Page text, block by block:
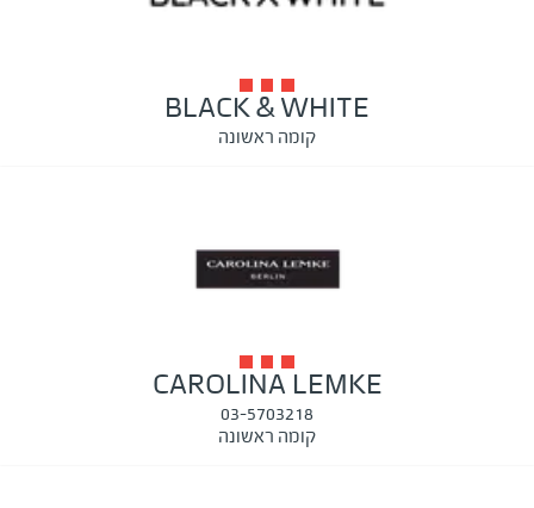
BLACK & WHITE
קומה ראשונה
CAROLINA LEMKE
03-5703218
קומה ראשונה